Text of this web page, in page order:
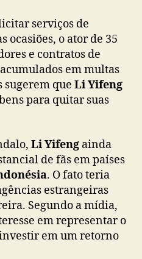
l
â
n
d
i
a
r
a
r
e
c
u
p
e
serviços de
ocasiões, o ator de 35
e contratos de
em multas
sugerem que Li Yifeng
para quitar suas
Li Yifeng ainda
de fãs em países
. O fato teria
estrangeiras
Segundo a mídia,
em representar o
em um retorno